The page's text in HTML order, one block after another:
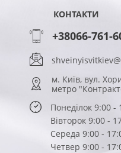
КОНТАКТИ
+38066-761-
м. Київ, вул.
метро
Понеділок 9:00 -
Вівторок 9:00 -
Середа 9:00 -
Четвер 9:00 -